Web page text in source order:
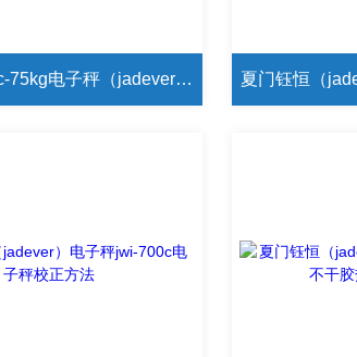
钰恒jwi-700c-75kg电子秤（jadever）JWI-700C-75kg报警电子秤